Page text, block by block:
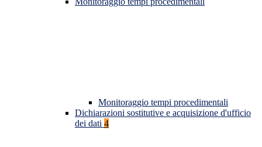
Monitoraggio tempi procedimentali
Dichiarazioni sostitutive e acquisizione d'ufficio
dei dati 4